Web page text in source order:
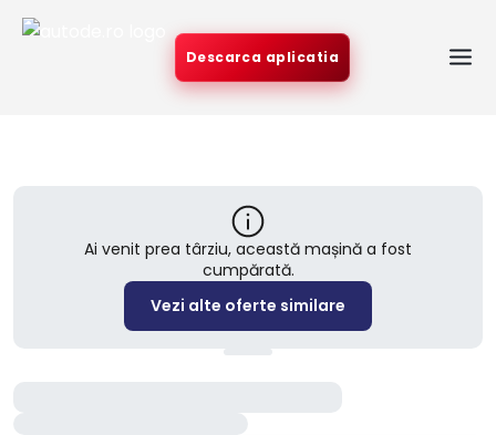
Descarca aplicatia
Ai venit prea târziu, această mașină a fost
cumpărată.
Vezi alte oferte similare